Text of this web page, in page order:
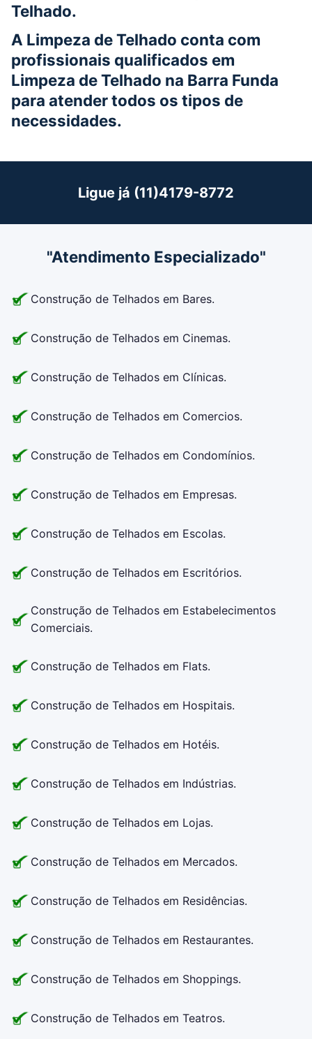
Telhado.
A Limpeza de Telhado conta com
profissionais qualificados em
Limpeza de Telhado na Barra Funda
para atender todos os tipos de
necessidades.
Ligue já (11)4179-8772
"Atendimento Especializado"
Construção de Telhados em Bares.
Construção de Telhados em Cinemas.
Construção de Telhados em Clínicas.
Construção de Telhados em Comercios.
Construção de Telhados em Condomínios.
Construção de Telhados em Empresas.
Construção de Telhados em Escolas.
Construção de Telhados em Escritórios.
Construção de Telhados em Estabelecimentos
Comerciais.
Construção de Telhados em Flats.
Construção de Telhados em Hospitais.
Construção de Telhados em Hotéis.
Construção de Telhados em Indústrias.
Construção de Telhados em Lojas.
Construção de Telhados em Mercados.
Construção de Telhados em Residências.
Construção de Telhados em Restaurantes.
Construção de Telhados em Shoppings.
Construção de Telhados em Teatros.